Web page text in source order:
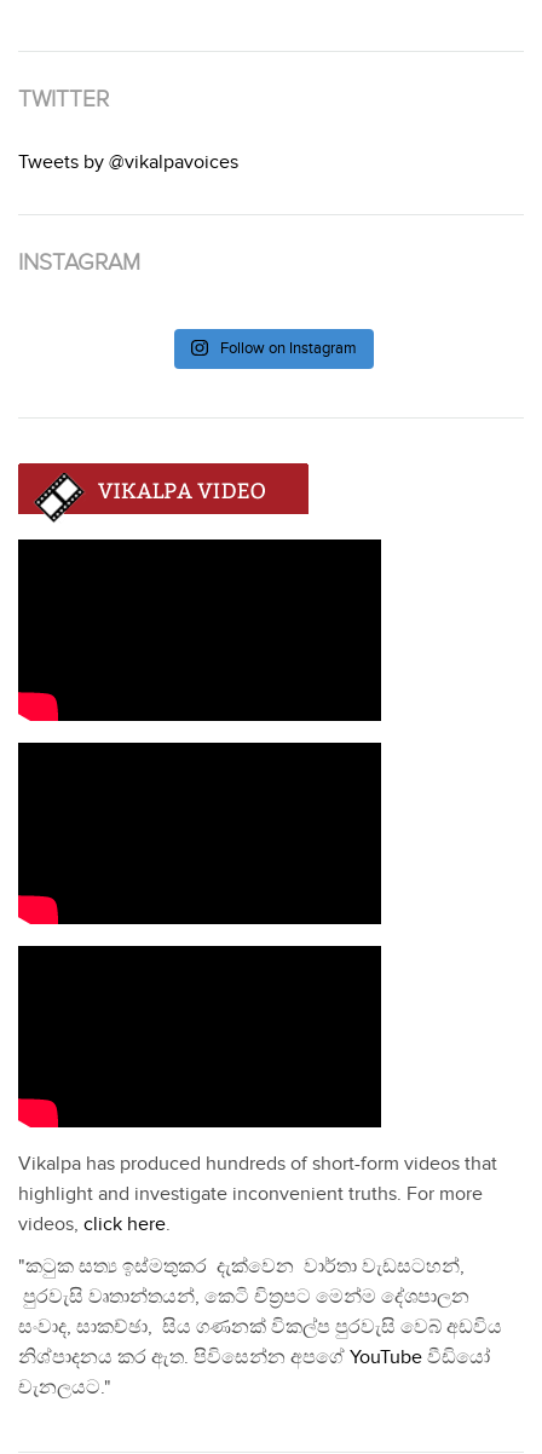
TWITTER
Tweets by @vikalpavoices
INSTAGRAM
Follow on Instagram
Vikalpa has produced hundreds of short-form videos that
highlight and investigate inconvenient truths. For more
videos, click here.
"කටුක සත්‍ය ඉස්මතුකර දැක්වෙන වාර්තා වැඩසටහන්,
පුරවැසි වෘතාන්තයන්, කෙටි චිත්‍රපට මෙන්ම දේශපාලන
සංවාද, සාකච්ඡා, සිය ගණනක් විකල්ප පුරවැසි වෙබ් අඩවිය
නිශ්පාදනය කර ඇත. පිවිසෙන්න අපගේ YouTube වීඩියෝ
චැනලයට."